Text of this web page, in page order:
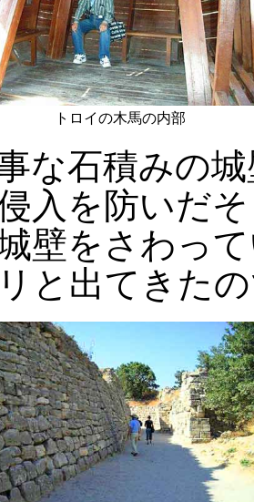
トロイの木馬の内部
な石積みの
入を防いだ
壁をさわっ
と出てきた